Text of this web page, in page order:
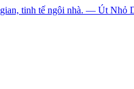
tinh tế ngôi nhà. — Út Nhỏ